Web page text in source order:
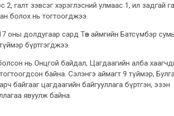
2, галт зэвсэг хэрэглэсний улмаас 1, ил задгай
болох нь тогтоогджээ.
оны долдугаар сард Төв аймгийн Батсүмбэр
бүртгэгджээ.
нь Онцгой байдал, Цагдаагийн алба
байна. Сэлэнгэ аймагт 9 түймэр,
байгааг цагдаагийн байгууллага бүртгэн, эзэн
явуулж байна.